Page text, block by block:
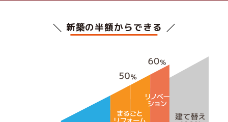
新築の半額からできる